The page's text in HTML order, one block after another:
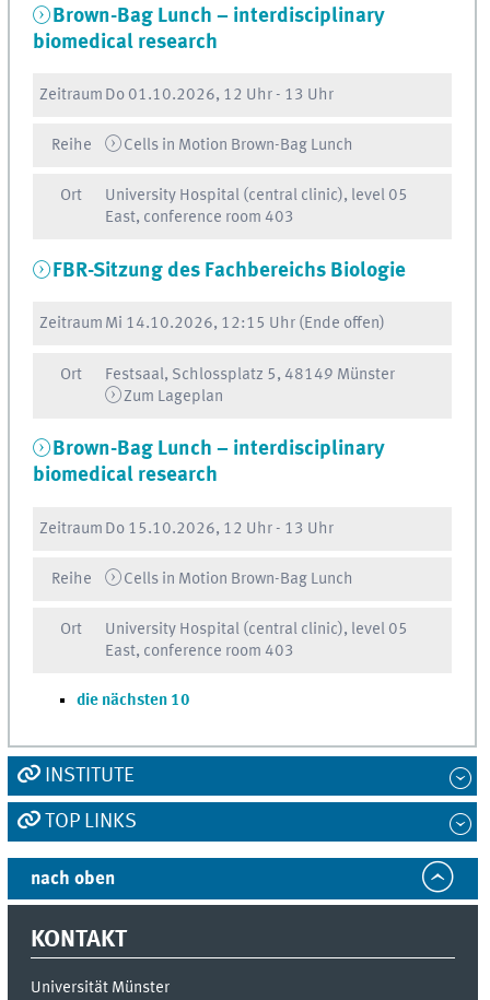
Brown-Bag Lunch – interdisciplinary
biomedical research
Zeitraum Do01.10.2026, 12 Uhr- 13 Uhr
Reihe Cells in Motion Brown-Bag Lunch
Ort
University Hospital (central clinic), level 05
East, conference room 403
FBR-Sitzung des Fachbereichs Biologie
Zeitraum Mi 14.10.2026, 12:15 Uhr(Ende offen)
Ort
Festsaal, Schlossplatz 5, 48149 Münster
Zum Lageplan
Brown-Bag Lunch – interdisciplinary
biomedical research
Zeitraum Do15.10.2026, 12 Uhr- 13 Uhr
Reihe Cells in Motion Brown-Bag Lunch
Ort
University Hospital (central clinic), level 05
East, conference room 403
die nächsten 10
INSTITUTE
TOP LINKS
nach oben
KONTAKT
Universität Münster